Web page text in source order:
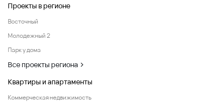
Проекты в регионе
Восточный
Молодежный 2
Парк у дома
Все проекты региона
Квартиры и апартаменты
Коммерческая недвижимость